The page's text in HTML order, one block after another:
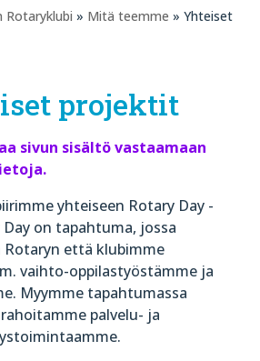
Rotaryklubi » Mitä teemme » Yhteiset
projektit
sivun sisältö vastaamaan
yhteiseen Rotary Day -
Day on tapahtuma, jossa
Rotaryn että klubimme
vaihto-oppilastyöstämme ja
Myymme tapahtumassa
palvelu- ja